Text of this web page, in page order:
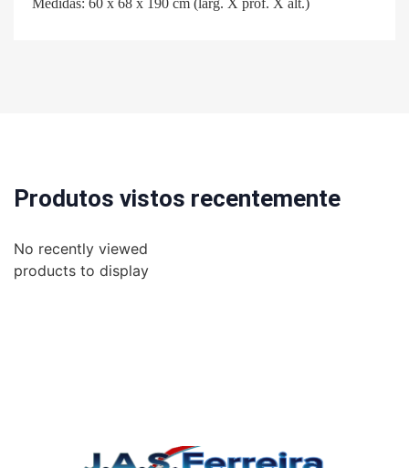
Produtos vistos recentemente
No recently viewed
products to display